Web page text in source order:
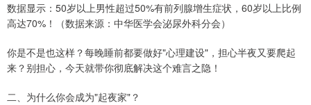
数据显示：50岁以上男性超过50%有前列腺增生症状，60岁以上比例
高达70%！（数据来源：中华医学会泌尿外科分会）
你是不是也这样？每晚睡前都要做好"心理建设"，担心半夜又要爬起
来？别担心，今天就带你彻底解决这个难言之隐！
二、为什么你会成为"起夜家"？